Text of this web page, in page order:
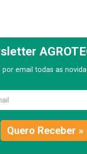
por email todas as
Quero Receber »